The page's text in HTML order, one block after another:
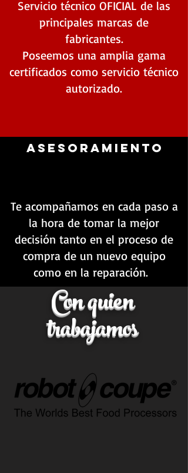
Servicio técnico OFICIAL de las
principales marcas de
fabricantes.
Poseemos una amplia gama
certificados como servicio técnico
autorizado.
Asesoramiento
Te acompañamos en cada paso a
la hora de tomar la mejor
decisión tanto en el proceso de
compra de un nuevo equipo
como en la reparación.
Con quien
trabajamos